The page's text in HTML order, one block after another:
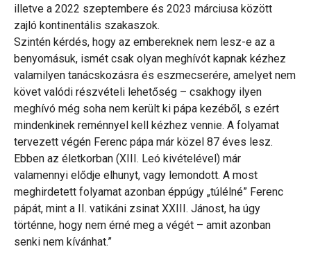
illetve a 2022 szeptembere és 2023 márciusa között
zajló kontinentális szakaszok.
Szintén kérdés, hogy az embereknek nem lesz-e az a
benyomásuk, ismét csak olyan meghívót kapnak kézhez
valamilyen tanácskozásra és eszmecserére, amelyet nem
követ valódi részvételi lehetőség – csakhogy ilyen
meghívó még soha nem került ki pápa kezéből, s ezért
mindenkinek reménnyel kell kézhez vennie. A folyamat
tervezett végén Ferenc pápa már közel 87 éves lesz.
Ebben az életkorban (XIII. Leó kivételével) már
valamennyi elődje elhunyt, vagy lemondott. A most
meghirdetett folyamat azonban éppúgy „túlélné” Ferenc
pápát, mint a II. vatikáni zsinat XXIII. Jánost, ha úgy
történne, hogy nem érné meg a végét – amit azonban
senki nem kívánhat.”